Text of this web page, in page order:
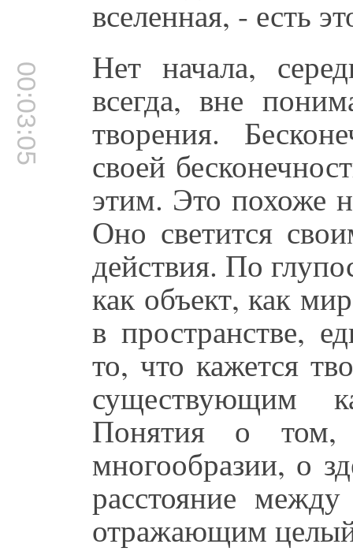
вселенная, - есть
00:03:05 Нет начала,
всегда, вне
творения.
своей
этим. Это похоже
Оно светится
действия. По
как объект, как
в пространстве,
то, что кажется
существующим
Понятия о
многообразии, о
расстояние
отражающим